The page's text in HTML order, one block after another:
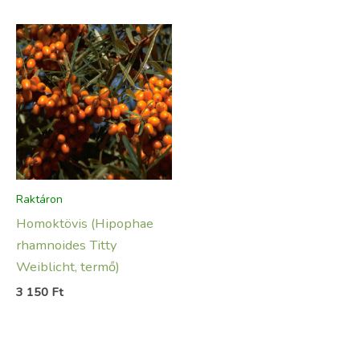
Raktáron
Homoktövis (Hipophae
rhamnoides Titty
Weiblicht, termő)
3 150 Ft